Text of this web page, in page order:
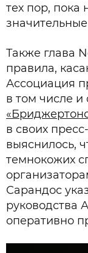
тех пор, пока
Также глава
правила,
Ассоциация
в том числе и
в своих
выяснилось,
темнокожих
Сарандос
руководства
оперативно